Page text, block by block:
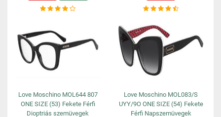
Love Moschino MOL644 807
ONE SIZE (53) Fekete Férfi
Dioptriás szemüvegek
Love Moschino MOL083/S
UYY/9O ONE SIZE (54) Fekete
Férfi Napszemüvegek